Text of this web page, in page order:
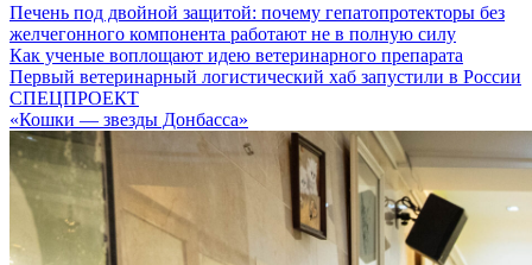
Печень под двойной защитой: почему гепатопротекторы без
желчегонного компонента работают не в полную силу
Как ученые воплощают идею ветеринарного препарата
Первый ветеринарный логистический хаб запустили в России
СПЕЦПРОЕКТ
«Кошки — звезды Донбасса»